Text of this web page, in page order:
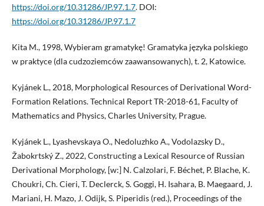
https://doi.org/10.31286/JP.97.1.7. DOI:
https://doi.org/10.31286/JP.97.1.7
Kita M., 1998, Wybieram gramatykę! Gramatyka języka polskiego
w praktyce (dla cudzoziemców zaawansowanych), t. 2, Katowice.
Kyjánek L., 2018, Morphological Resources of Derivational Word-
Formation Relations. Technical Report TR-2018-61, Faculty of
Mathematics and Physics, Charles University, Prague.
Kyjánek L., Lyashevskaya O., Nedoluzhko A., Vodolazsky D.,
Žabokrtský Z., 2022, Constructing a Lexical Resource of Russian
Derivational Morphology, [w:] N. Calzolari, F. Béchet, P. Blache, K.
Choukri, Ch. Cieri, T. Declerck, S. Goggi, H. Isahara, B. Maegaard, J.
Mariani, H. Mazo, J. Odijk, S. Piperidis (red.), Proceedings of the